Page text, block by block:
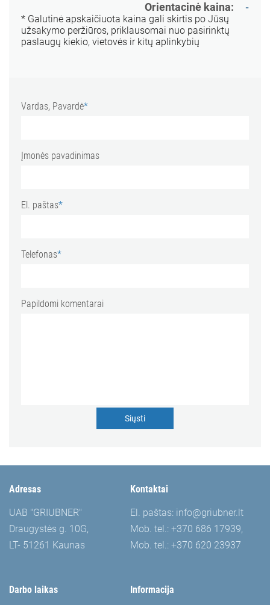
Orientacinė kaina:
-
* Galutinė apskaičiuota kaina gali skirtis po Jūsų
užsakymo peržiūros, priklausomai nuo pasirinktų
paslaugų kiekio, vietovės ir kitų aplinkybių
Vardas, Pavardė*
Įmonės pavadinimas
El. paštas*
Telefonas*
Papildomi komentarai
Adresas
UAB "GRIUBNER"
Draugystės g. 10G,
LT- 51261 Kaunas
Kontaktai
El. paštas: info@griubner.lt
Mob. tel.: +370 686 17939,
Mob. tel.: +370 620 23937
Darbo laikas Informacija